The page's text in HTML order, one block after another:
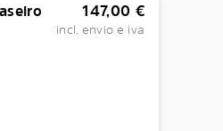
147,00 €
incl. envio e iva